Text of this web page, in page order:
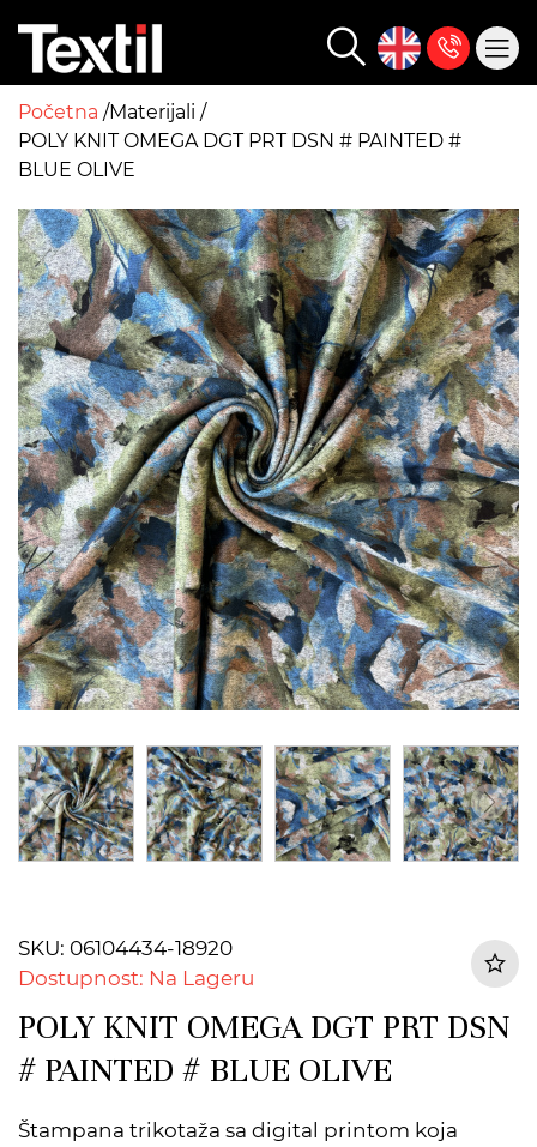
Početna Materijali
POLY KNIT OMEGA DGT PRT DSN # PAINTED #
BLUE OLIVE
SKU: 06104434-18920
Dostupnost: Na Lageru
POLY KNIT OMEGA DGT PRT DSN
# PAINTED # BLUE OLIVE
Štampana trikotaža sa digital printom koja